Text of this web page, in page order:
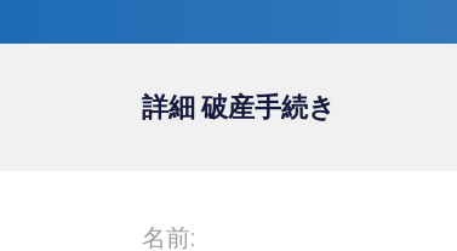
詳細 破産手続き
名前: